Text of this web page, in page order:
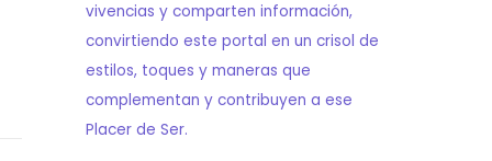
vivencias y comparten información,
convirtiendo este portal en un crisol de
estilos, toques y maneras que
complementan y contribuyen a ese
Placer de Ser.